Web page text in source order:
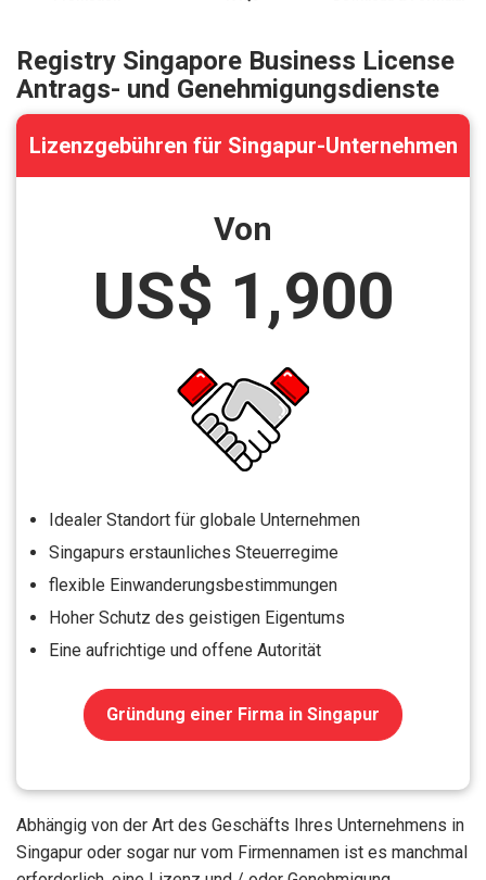
Registry Singapore Business License
Antrags- und Genehmigungsdienste
Lizenzgebühren für Singapur-Unternehmen
Von
US$ 1,900
Idealer Standort für globale Unternehmen
Singapurs erstaunliches Steuerregime
flexible Einwanderungsbestimmungen
Hoher Schutz des geistigen Eigentums
Eine aufrichtige und offene Autorität
Gründung einer Firma in Singapur
Abhängig von der Art des Geschäfts Ihres Unternehmens in
Singapur oder sogar nur vom Firmennamen ist es manchmal